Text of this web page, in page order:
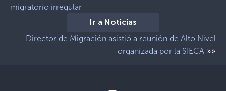
migratorio irregular
Ir a Noticias
Director de Migración asistió a reunión de Alto Nivel
organizada por la SIECA »»